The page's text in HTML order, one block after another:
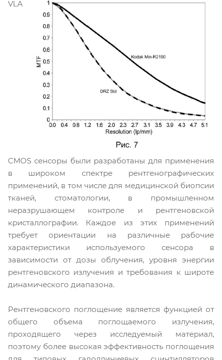
VLA
CMOS сенсоры были разработаны для применения
в широком спектре рентгенографических
применений, в том числе для медицинской биопсии
тканей, стоматологии, в промышленном
неразрушающем контроле и рентгеновской
кристаллографии. Каждое из этих применений
требует ориентации на различные рабочие
характеристики используемого сенсора в
зависимости от дозы облучения, уровня энергии
рентгеновского излучения и требования к широте
динамического диапазона.
Рентгеновского поглощение является функцией от
общего объема поглощаемого излучения,
проходящего через исследуемый материал,
поэтому более высокая эффективность поглощения